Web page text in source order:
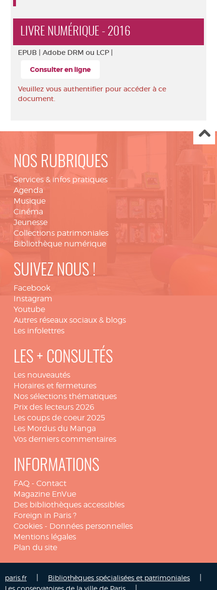
LIVRE NUMÉRIQUE - 2016
EPUB | Adobe DRM ou LCP |
Consulter en ligne
Veuillez vous authentifier pour accéder à ce
document.
NOS RUBRIQUES
Services & infos pratiques
Agenda
Musique
Cinéma
Jeunesse
Collections patrimoniales
Bibliothèque numérique
SUIVEZ NOUS !
Facebook
Instagram
Youtube
Autres réseaux sociaux & blogs
Les infolettres
LES + CONSULTÉS
Les nouveautés
Horaires et fermetures
Nos sélections thématiques
Prix des lecteurs 2026
Les coups de coeur 2025
Les Mordus du Manga
Vos derniers commentaires
INFORMATIONS
FAQ - Contact
Magazine EnVue
Des bibliothèques accessibles
Foreign in Paris ?
Cookies - Données personnelles
Mentions légales
Plan du site
paris.fr Bibliothèques spécialisées et patrimoniales
Les conservatoires de la ville de Paris